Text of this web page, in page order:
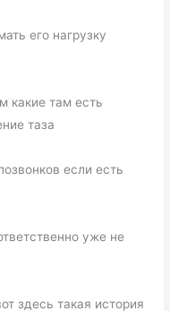
его нагрузку
какие там есть
таза
если есть
уже не
здесь такая история